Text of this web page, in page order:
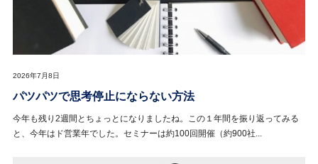
2026年7月8日
パツパツで思考停止にならない方法
今年も残り2週間とちょっとになりましたね。この１年間を振り返ってみる
と、今年はド営業年でした。セミナーは約100回開催（約900社...